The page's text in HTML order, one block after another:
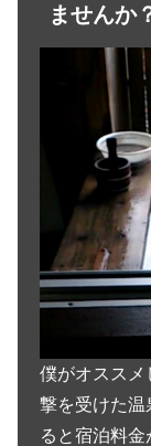
ませんか
僕がオススメ
撃を受けた温
ると宿泊料